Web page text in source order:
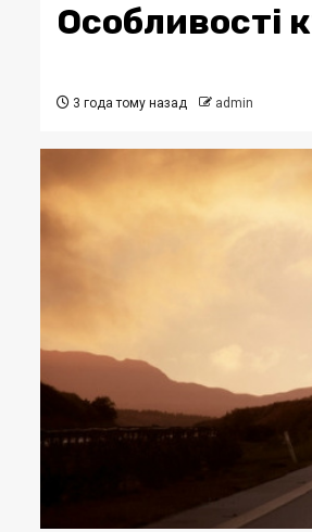
Особливості
3 года тому назад admin